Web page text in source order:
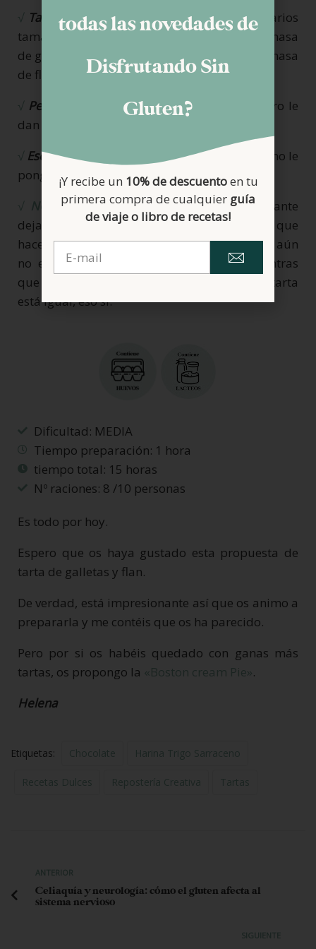
√ Tamaño del molde: como veis, he puesto varios
tamaños. Si lo hacéis pequeño, os sobrará masa
de galletas (podéis hornearlas como tales) y masa
de flan.
√ Pepitas de chocolate: son prescindibles, pero le
dan un punto extra a esta tarta.
√ Esencia de vainilla
: al gusto. Y si no os gusta, no le
pongáis.
√ NOTA:como veis en las fotos, es importante
dejar tiempo de reposo en el frigorífico. Tuve que
hacer las fotos pronto y en la primera, el flan aún
no estaba lo suficientemente cuajado, mientras
que al día siguiente, estaba perfecto. Rica la tarta
está igual, eso sí.
Dificultad: MEDIA
Tiempo preparación: 1 hora
tiempo total: 15 horas
Nº raciones: 8 /10 personas
Es todo por hoy.
Espero que os haya gustado esta propuesta de
tarta de galletas y flan.
De verdad, está impresionante así que os animo a
prepararla y me contéis que os ha parecido.
Pero por si os habéis quedado con ganas más
tartas, os propongo la «Boston cream Pie».
Helena
Etiquetas: Chocolate Harina Trigo Sarraceno
Recetas Dulces Repostería Creativa Tartas
ANTERIOR
Celiaquía y neurología: cómo el gluten afecta al
sistema nervioso
SIGUIENTE
todas las novedades de
Disfrutando Sin
Gluten?
¡Y recibe un 10% de descuentoen tu
primera compra de cualquier guía
de viaje o libro de recetas!